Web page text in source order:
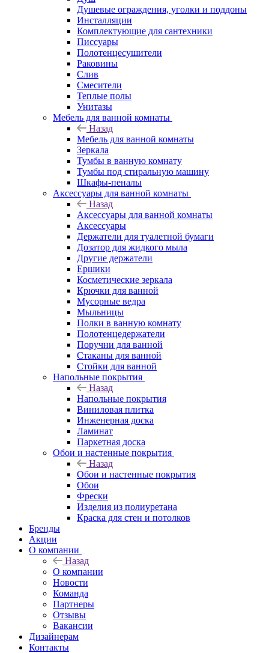
Душевые ограждения, уголки и поддоны
Инсталляции
Комплектующие для сантехники
Писсуары
Полотенцесушители
Раковины
Слив
Смесители
Теплые полы
Унитазы
Мебель для ванной комнаты
Назад
Мебель для ванной комнаты
Зеркала
Тумбы в ванную комнату
Тумбы под стиральную машину
Шкафы-пеналы
Аксессуары для ванной комнаты
Назад
Аксессуары для ванной комнаты
Аксессуары
Держатели для туалетной бумаги
Дозатор для жидкого мыла
Другие держатели
Ершики
Косметические зеркала
Крючки для ванной
Мусорные ведра
Мыльницы
Полки в ванную комнату
Полотенцедержатели
Поручни для ванной
Стаканы для ванной
Стойки для ванной
Напольные покрытия
Назад
Напольные покрытия
Виниловая плитка
Инженерная доска
Ламинат
Паркетная доска
Обои и настенные покрытия
Назад
Обои и настенные покрытия
Обои
Фрески
Изделия из полиуретана
Краска для стен и потолков
Бренды
Акции
О компании
Назад
О компании
Новости
Команда
Партнеры
Отзывы
Вакансии
Дизайнерам
Контакты